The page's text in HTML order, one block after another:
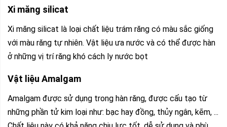
Xi măng silicat
Xi măng silicat là loại chất liệu trám răng có màu sắc giống
với màu răng tự nhiên. Vật liệu ưa nước và có thể được hàn
ở những vị trí răng khó cách ly nước bọt
Vật liệu Amalgam
Amalgam được sử dụng trong hàn răng, được cấu tạo từ
những phần tử kim loại như: bạc hay đồng, thủy ngân, kẽm, ...